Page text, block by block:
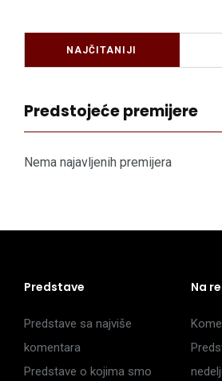
NAJČITANIJI
Predstojeće premijere
Nema najavljenih premijera
Predstave
Predstave sa najviše
komentara
Predstave o kojima smo
Na